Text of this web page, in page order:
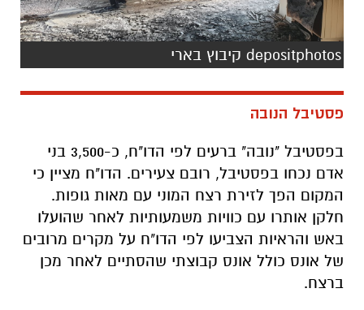
depositphotos קיבוץ בארי
פסטיבל הנובה
בפסטיבל "נובה" ברעים לפי הדו"ח, כ-3,500 בני
אדם נכחו בפסטיבל, רובם צעירים. הדו"ח מציין כי
המקום הפך לזירת רצח המוני עם מאות גופות.
חלקן אותרו עם כוויות משמעותיות לאחר שהועלו
באש והראיות הצביעו לפי הדו"ח על מקרים מרובים
של אונס כולל אונס קבוצתי שהסתיים לאחר מכן
ברצח.